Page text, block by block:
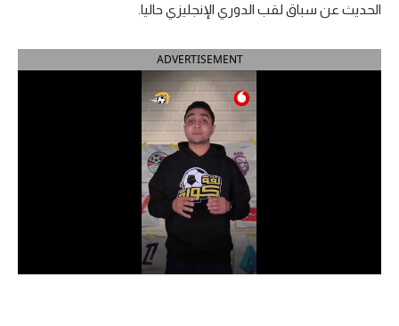
الدوري الإسباني
الدوري السعودي للمحترفين
الحديث عن سباق لقب الدوري الإنجليزي حاليا.
ADVERTISEMENT